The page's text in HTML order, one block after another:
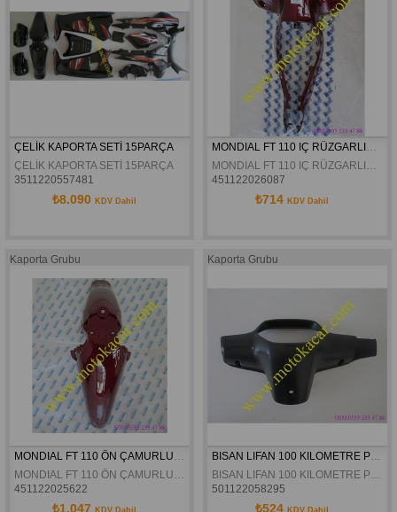
ÇELİK KAPORTA SETİ 15PARÇA
ÇELİK KAPORTA SETİ 15PARÇA
3511220557481
₺8.090 KDV Dahil
451122026087
₺714 KDV Dahil
Kaporta Grubu
MONDIAL FT 110 ÖN ÇAMURLUK ORJINAL
MONDIAL FT 110 ÖN ÇAMURLUK ORJINAL
451122025622
₺1.047 KDV Dahil
Kaporta Grubu
BISAN LIFAN 100 KILOMETRE PLASTIGI ORJINAL
BISAN LIFAN 100 KILOMETRE PLASTIGI ORJINAL
501122058295
₺524 KDV Dahil